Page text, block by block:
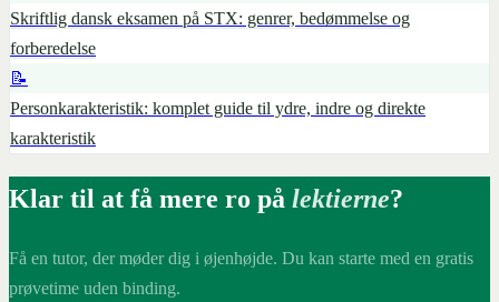
Skriftlig dansk eksamen på STX: genrer, bedømmelse og
forberedelse
📝
Personkarakteristik: komplet guide til ydre, indre og direkte
karakteristik
Klar til at få mere ro på lektierne?
Få en tutor, der møder dig i øjenhøjde. Du kan starte med en gratis
prøvetime uden binding.